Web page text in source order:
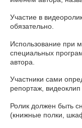
Участие в
обязательно.
Использование при
специальных
автора.
Участники сами
репортаж, видеоклип
Ролик должен быть
(книжные полки,